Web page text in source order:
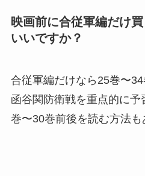
映画前に合従軍編だけ
いいですか？
合従軍編だけなら25巻〜
函谷関防衛戦を重点的に
巻〜30巻前後を読む方法も